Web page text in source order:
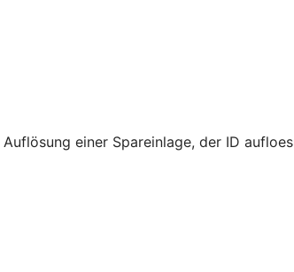
einer Spareinlage, der ID